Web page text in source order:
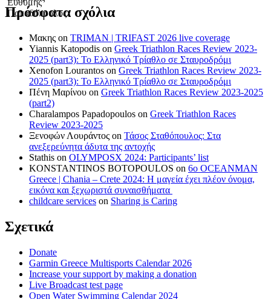
Πρόσφατα σχόλια
Μακης on TRIMAN | TRIFAST 2026 live coverage
Yiannis Katopodis on Greek Triathlon Races Review 2023-
2025 (part3): Το Ελληνικό Τρίαθλο σε Σταυροδρόμι
Xenofon Lourantos on Greek Triathlon Races Review 2023-
2025 (part3): Το Ελληνικό Τρίαθλο σε Σταυροδρόμι
Πένη Μαρίνου on Greek Triathlon Races Review 2023-2025
(part2)
Charalampos Papadopoulos on Greek Triathlon Races
Review 2023-2025
Ξενοφών Λουράντος on Τάσος Σταθόπουλος: Στα
ανεξερεύνητα άδυτα της αντοχής
Stathis on OLYMPOSX 2024: Participants’ list
KONSTANTINOS BOTOPOULOS on 6ο OCEANMAN
Greece | Chania – Crete 2024: Η μαγεία έχει πλέον όνομα,
εικόνα και ξεχωριστά συναισθήματα
childcare services on Sharing is Caring
Σχετικά
Donate
Garmin Greece Multisports Calendar 2026
Increase your support by making a donation
Live Broadcast test page
Open Water Swimming Calendar 2024